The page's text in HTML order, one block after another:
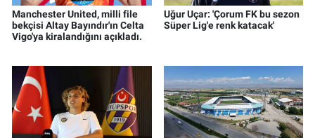
Manchester United, milli file
bekçisi Altay Bayındır'ın Celta
Vigo'ya kiralandığını açıkladı.
Uğur Uçar: 'Çorum FK bu sezon
Süper Lig'e renk katacak'